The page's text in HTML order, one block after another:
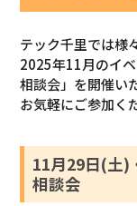
テック千里では様
2025年11月のイ
相談会」を開催い
お気軽にご参加く
11月29日(土)
相談会